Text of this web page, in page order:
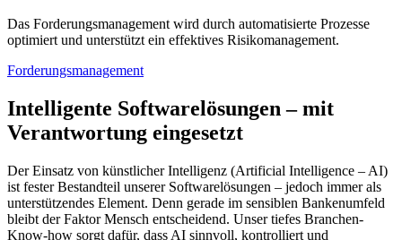
Das Forderungs­management wird durch automatisierte Prozesse
optimiert und unterstützt ein effektives Risiko­management.
Forderungs­management
Intelligente Softwarelösungen – mit
Verantwortung eingesetzt
Der Einsatz von künstlicher Intelligenz (Artificial Intelligence – AI)
ist fester Bestandteil unserer Softwarelösungen – jedoch immer als
unterstützendes Element. Denn gerade im sensiblen Bankenumfeld
bleibt der Faktor Mensch entscheidend. Unser tiefes Branchen-
Know-how sorgt dafür, dass AI sinnvoll, kontrolliert und